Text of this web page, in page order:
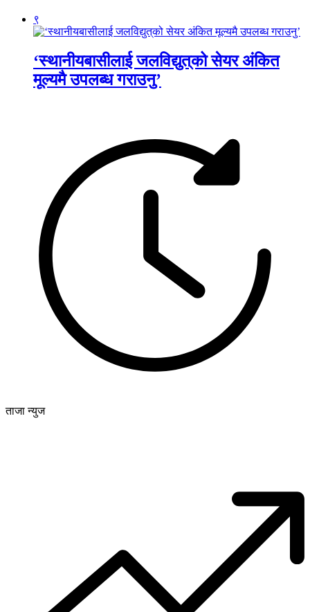
९
‘स्थानीयबासीलाई जलविद्युत्‌को सेयर अंकित
मूल्यमै उपलब्ध गराउनु’
ताजा न्युज